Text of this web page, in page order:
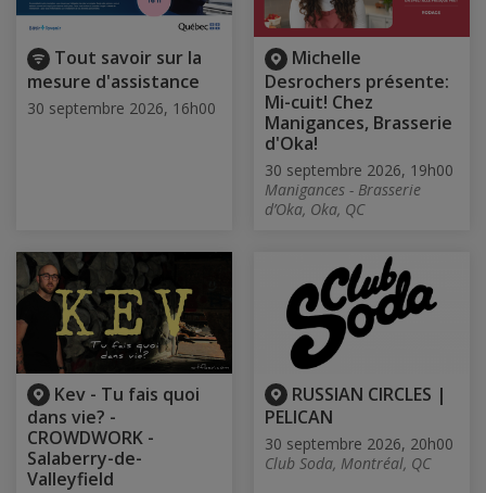
Tout savoir sur la
mesure d'assistance
30 septembre 2026, 16h00
Michelle
Desrochers présente:
Mi-cuit! Chez
Manigances, Brasserie
d'Oka!
30 septembre 2026, 19h00
Manigances - Brasserie
d’Oka, Oka, QC
Kev - Tu fais quoi
dans vie? -
CROWDWORK -
Salaberry-de-
Valleyfield
RUSSIAN CIRCLES |
PELICAN
30 septembre 2026, 20h00
Club Soda, Montréal, QC